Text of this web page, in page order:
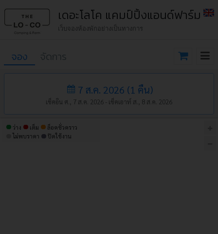
เดอะโลโค แคมป์ปิ้งแอนด์ฟาร์ม
เว็บจองห้องพักอย่างเป็นทางการ
จอง จัดการ
7 ส.ค. 2026 (1 คืน)
เช็คอิน ศ., 7 ส.ค. 2026 - เช็คเอาท์ ส., 8 ส.ค. 2026
ว่าง เต็ม
ล็อคชั่วคราว
ไม่พบราคา
ปิดใช้งาน